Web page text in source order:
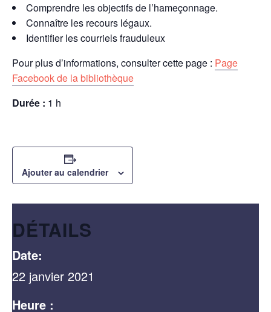
Comprendre les objectifs de l’hameçonnage.
Connaître les recours légaux.
Identifier les courriels frauduleux
Pour plus d’informations, consulter cette page : Page
Facebook de la bibliothèque
Durée : 1 h
Ajouter au calendrier
DÉTAILS
Date:
22 janvier 2021
Heure :